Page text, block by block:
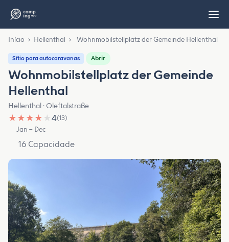
Início › Hellenthal › Wohnmobilstellplatz der Gemeinde Hellenthal
Sítio para autocaravanas Abrir
Wohnmobilstellplatz der Gemeinde
Hellenthal
Hellenthal · Oleftalstraße
★ ★ ★ ★ ★4(13)
Jan – Dec
16 Capacidade